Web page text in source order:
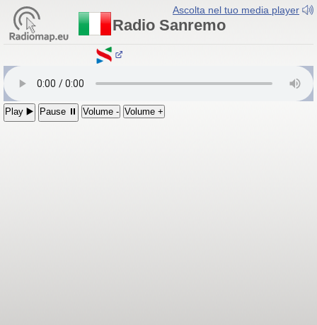
Ascolta nel tuo media player
Radio Sanremo
Radio Sanremo
Play ▶️ Pause ⏸ Volume - Volume +